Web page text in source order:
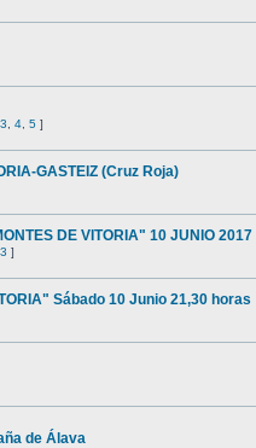
3 4 5 ]
GASTEIZ (Cruz Roja)
DE VITORIA" 10 JUNIO 2017
3 ]
Sábado 10 Junio 21,30 horas
de Álava